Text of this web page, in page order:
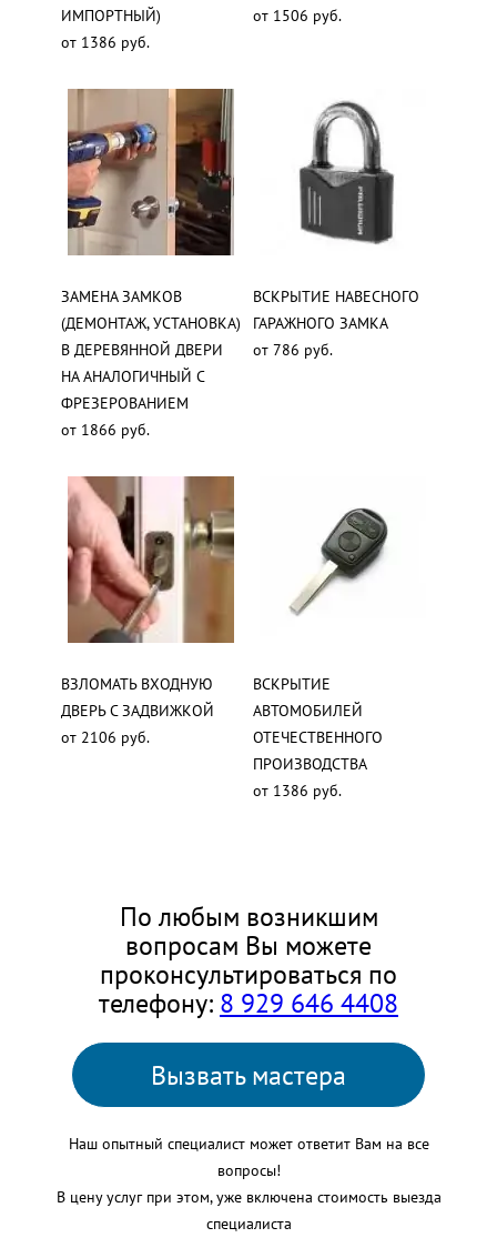
ИМПОРТНЫЙ)
от 1386 руб.
от 1506 руб.
ЗАМЕНА ЗАМКОВ
(ДЕМОНТАЖ, УСТАНОВКА)
В ДЕРЕВЯННОЙ ДВЕРИ
НА АНАЛОГИЧНЫЙ С
ФРЕЗЕРОВАНИЕМ
от 1866 руб.
ВСКРЫТИЕ НАВЕСНОГО
ГАРАЖНОГО ЗАМКА
от 786 руб.
ВЗЛОМАТЬ ВХОДНУЮ
ДВЕРЬ С ЗАДВИЖКОЙ
от 2106 руб.
ВСКРЫТИЕ
АВТОМОБИЛЕЙ
ОТЕЧЕСТВЕННОГО
ПРОИЗВОДСТВА
от 1386 руб.
По любым возникшим
вопросам Вы можете
проконсультироваться по
телефону: 8 929 646 4408
Вызвать мастера
Наш опытный специалист может ответит Вам на все
вопросы!
В цену услуг при этом, уже включена стоимость выезда
специалиста